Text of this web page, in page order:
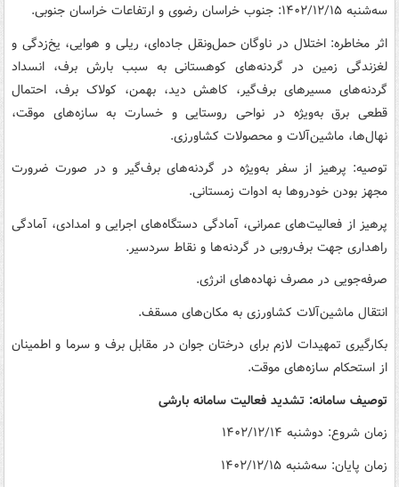
سه‌شنبه ۱۴۰۲/۱۲/۱۵: جنوب خراسان رضوی و ارتفاعات خراسان جنوبی.
اثر مخاطره: اختلال در ناوگان حمل‌ونقل جاده‌ای، ریلی و هوایی، یخ‌زدگی و
لغزندگی زمین در گردنه‌های کوهستانی به سبب بارش برف، انسداد
گردنه‌های مسیرهای برف‌گیر، کاهش دید، بهمن، کولاک برف، احتمال
قطعی برق به‌ویژه در نواحی روستایی و خسارت به سازه‌های موقت،
نهال‌ها، ماشین‌آلات و محصولات کشاورزی.
توصیه: پرهیز از سفر به‌ویژه در گردنه‌های برف‌گیر و در صورت ضرورت
مجهز بودن خودروها به ادوات زمستانی.
پرهیز از فعالیت‌های عمرانی، آمادگی دستگاه‌های اجرایی و امدادی، آمادگی
راهداری جهت برف‌روبی در گردنه‌ها و نقاط سردسیر.
صرفه‌جویی در مصرف نهاده‌های انرژی.
انتقال ماشین‌آلات کشاورزی به مکان‌های مسقف.
بکارگیری تمهیدات لازم برای درختان جوان در مقابل برف و سرما و اطمینان
از استحکام سازه‌های موقت.
توصیف سامانه: تشدید فعالیت سامانه بارشی
زمان شروع: دوشنبه ۱۴۰۲/۱۲/۱۴
زمان پایان: سه‌شنبه ۱۴۰۲/۱۲/۱۵